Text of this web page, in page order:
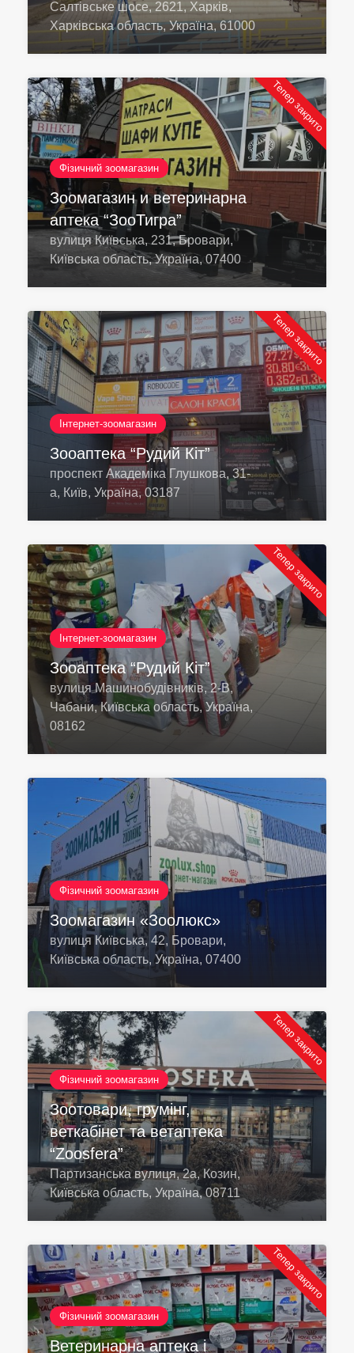
Салтівське шосе, 2621, Харків,
Харківська область, Україна, 61000
Тепер закрито
Фізичний зоомагазин
Зоомагазин и ветеринарна
аптека “ЗооТигра”
вулиця Київська, 231, Бровари,
Київська область, Україна, 07400
Тепер закрито
Інтернет-зоомагазин
Зооаптека “Рудий Кіт”
проспект Академіка Глушкова, 31-
а, Київ, Україна, 03187
Тепер закрито
Інтернет-зоомагазин
Зооаптека “Рудий Кіт”
вулиця Машинобудівників, 2-В,
Чабани, Київська область, Україна,
08162
Фізичний зоомагазин
Зоомагазин «Зоолюкс»
вулиця Київська, 42, Бровари,
Київська область, Україна, 07400
Тепер закрито
Фізичний зоомагазин
Зоотовари, грумінг,
веткабінет та ветаптека
“Zoosfera”
Партизанська вулиця, 2а, Козин,
Київська область, Україна, 08711
Тепер закрито
Фізичний зоомагазин
Ветеринарна аптека і